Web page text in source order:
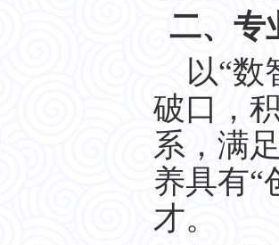
二、专
以“数
破口，
系，满
养具有“
才。